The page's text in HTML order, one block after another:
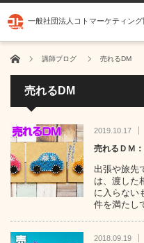
一般社団法人コトマーケティング
ホーム 講師ブログ 売れるDM
売れるDM
2019.10.17
売れるＤＭ
出張や旅先
は、渡した
に入らない
件を満たし
2018.09.19